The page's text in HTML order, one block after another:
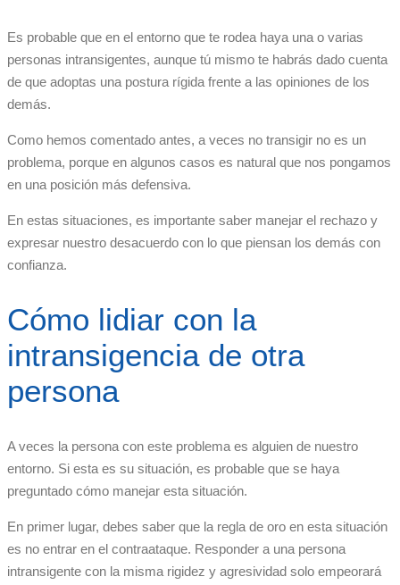
Es probable que en el entorno que te rodea haya una o varias
personas intransigentes, aunque tú mismo te habrás dado cuenta
de que adoptas una postura rígida frente a las opiniones de los
demás.
Como hemos comentado antes, a veces no transigir no es un
problema, porque en algunos casos es natural que nos pongamos
en una posición más defensiva.
En estas situaciones, es importante saber manejar el rechazo y
expresar nuestro desacuerdo con lo que piensan los demás con
confianza.
Cómo lidiar con la
intransigencia de otra
persona
A veces la persona con este problema es alguien de nuestro
entorno. Si esta es su situación, es probable que se haya
preguntado cómo manejar esta situación.
En primer lugar, debes saber que la regla de oro en esta situación
es no entrar en el contraataque. Responder a una persona
intransigente con la misma rigidez y agresividad solo empeorará